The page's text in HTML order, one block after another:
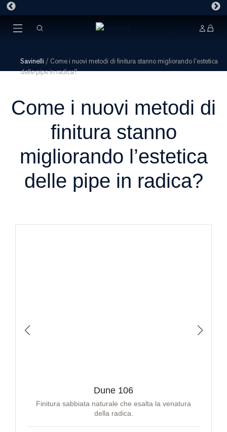
Savinelli / Come i nuovi metodi di finitura stanno migliorando l’estetica
delle pipe in radica?
Come i nuovi metodi di
finitura stanno
migliorando l’estetica
delle pipe in radica?
Dune 106
Finitura sabbiata naturale che esalta la venatura
della radica.